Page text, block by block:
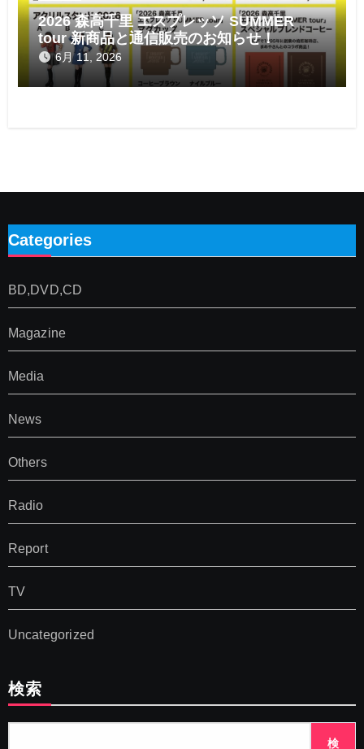
2026 森高千里 エスプレッソ SUMMER
tour 新商品と通信販売のお知らせ！
6月 11, 2026
Categories
BD,DVD,CD
Magazine
Media
News
Others
Radio
Report
TV
Uncategorized
検索
検